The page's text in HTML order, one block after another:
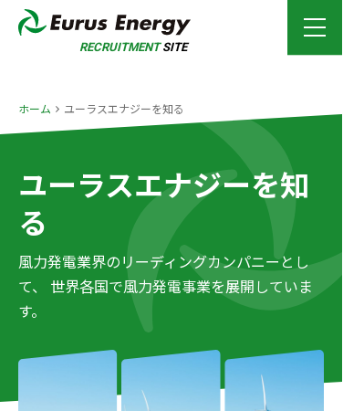
RECRUITMENTSITE
ホーム ユーラスエナジーを知る
ユーラスエナジーを知
る
風力発電業界のリーディングカンパニーとし
て、
世界各国で風力発電事業を展開していま
す。